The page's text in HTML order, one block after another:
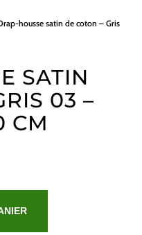
housse satin de coton – Gris
SATIN
03 –
CM